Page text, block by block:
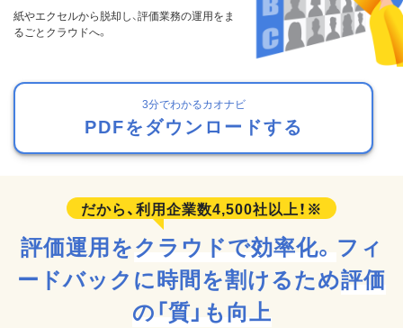
紙やエクセルから脱却し、評価業務の運⽤をま
るごとクラウドへ。
3分でわかるカオナビ
PDFをダウンロードする
評価運用をクラウドで効率化。 フィ
ードバックに時間を割けるため評価
の「質」も向上